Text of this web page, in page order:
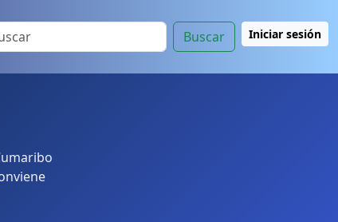
Buscar Iniciar sesión